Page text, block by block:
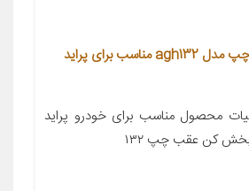
گل پخش کن عقب چپ مدل agh132 مناسب برای پراید
محصول مناسب برای خودرو پراید
کن عقب چپ ۱۳۲